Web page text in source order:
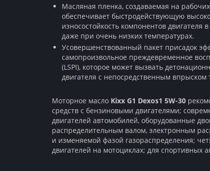
Масляная пленка, создаваемая на
обеспечивает быстродействующую
износостойкость компонентов двигателя
даже при очень низких температурах.
Усовершенствованный пакет присадок
самопроизвольное преждевременное
(LSPI), которое может вызвать
двигателя с непосредственным впрыском
Моторное масло Kixx G1 Dexos1 5W-30
средств с бензиновыми двигателями;
двигателей автомобилей, оборудованные
распределительным валом, электронным
и изменяемой фазой газораспределения;
двигателей на мотоциклах; для спортивных